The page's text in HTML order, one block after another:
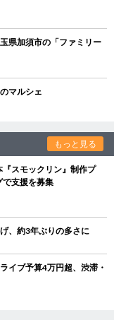
県加須市の「ファミリー
マルシェ
もっと見る
スモックリン』制作プ
支援を募集
、約3年ぶりの多さに
イブ予算4万円超、渋滞・